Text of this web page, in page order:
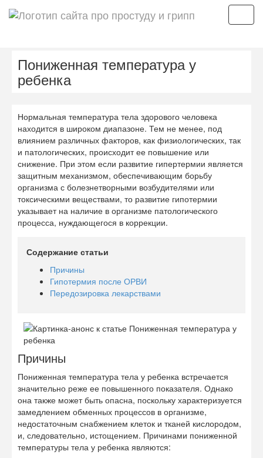
Пониженная температура у
ребенка
Нормальная температура тела здорового человека
находится в широком диапазоне. Тем не менее, под
влиянием различных факторов, как физиологических, так
и патологических, происходит ее повышение или
снижение. При этом если развитие гипертермии является
защитным механизмом, обеспечивающим борьбу
организма с болезнетворными возбудителями или
токсическими веществами, то развитие гипотермии
указывает на наличие в организме патологического
процесса, нуждающегося в коррекции.
Содержание статьи
Причины
Гипотермия после ОРВИ
Передозировка лекарствами
Причины
Пониженная температура тела у ребенка встречается
значительно реже ее повышенного показателя. Однако
она также может быть опасна, поскольку характеризуется
замедлением обменных процессов в организме,
недостаточным снабжением клеток и тканей кислородом,
и, следовательно, истощением. Причинами пониженной
температуры тела у ребенка являются: